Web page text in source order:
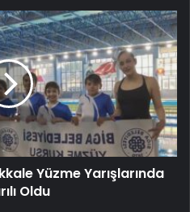
Yüzme Yarışlarında
Oldu